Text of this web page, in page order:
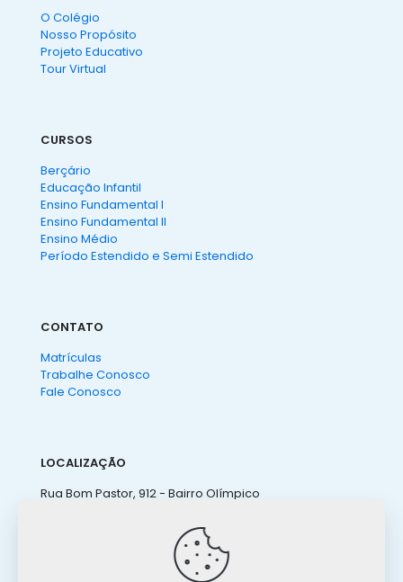
O Colégio
Nosso Propósito
Projeto Educativo
Tour Virtual
CURSOS
Berçário
Educação Infantil
Ensino Fundamental I
Ensino Fundamental II
Ensino Médio
Período Estendido e Semi Estendido
CONTATO
Matrículas
Trabalhe Conosco
Fale Conosco
LOCALIZAÇÃO
Rua Bom Pastor, 912 - Bairro Olímpico
ateneu@ateneu.com.br